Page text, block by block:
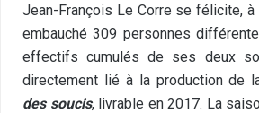
Jean-François Le Corre se félicite, à
embauché 309 personnes
effectifs cumulés de ses deux
directement lié à la production de
des soucis, livrable en 2017. La